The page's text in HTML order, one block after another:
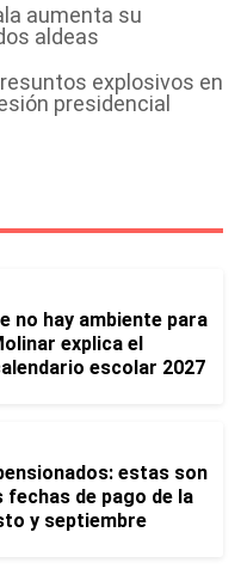
aumenta su
aldeas
explosivos en
presidencial
no hay ambiente para
explica el
escolar 2027
estas son
fechas de pago de la
y septiembre